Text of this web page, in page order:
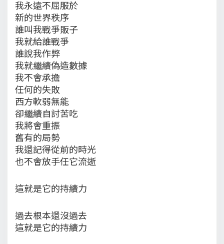
我永遠不屈服於
新的世界秩序
誰叫我戰爭販子
我就給誰戰爭
誰說我作弊
我就繼續偽造數據
我不會承擔
任何的失敗
西方軟弱無能
卻繼續自討苦吃
我將會重振
舊有的局勢
我還記得從前的時光
也不會放手任它流逝
這就是它的持續力
過去根本還沒過去
這就是它的持續力